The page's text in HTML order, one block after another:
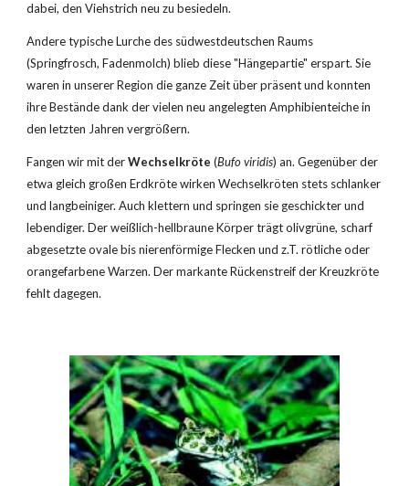
dabei, den Viehstrich neu zu besiedeln.
Andere typische Lurche des südwestdeutschen Raums
(Springfrosch, Fadenmolch) blieb diese "Hängepartie" erspart. Sie
waren in unserer Region die ganze Zeit über präsent und konnten
ihre Bestände dank der vielen neu angelegten Amphibienteiche in
den letzten Jahren vergrößern.
Fangen wir mit der Wechselkröte (Bufo viridis) an. Gegenüber der
etwa gleich großen Erdkröte wirken Wechselkröten stets schlanker
und langbeiniger. Auch klettern und springen sie geschickter und
lebendiger. Der weißlich-hellbraune Körper trägt olivgrüne, scharf
abgesetzte ovale bis nierenförmige Flecken und z.T. rötliche oder
orangefarbene Warzen. Der markante Rückenstreif der Kreuzkröte
fehlt dagegen.